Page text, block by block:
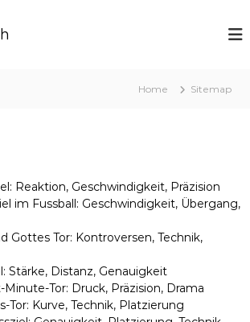
Home Sitemap
Reaktion, Geschwindigkeit, Präzision
im Fussball: Geschwindigkeit, Übergang,
Gottes Tor: Kontroversen, Technik,
Stärke, Distanz, Genauigkeit
Tor: Druck, Präzision, Drama
Tor: Kurve, Technik, Platzierung